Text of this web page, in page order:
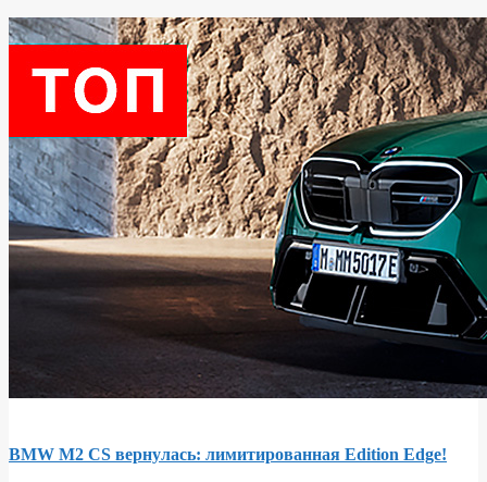
BMW M2 CS вернулась: лимитированная Edition Edge!